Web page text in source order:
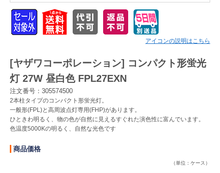
アイコンの説明はこちら
[ヤザワコーポレーション] コンパクト形蛍光
灯 27W 昼白色 FPL27EXN
注文番号：305574500
2本柱タイプのコンパクト形蛍光灯。
一般形(FPL)と高周波点灯専用(FHP)があります。
ひときわ明るく、物の色が自然に見えるすぐれた演色性に富んでいます。
色温度5000Kの明るく、自然な光色です
商品価格
（単位：ケース）